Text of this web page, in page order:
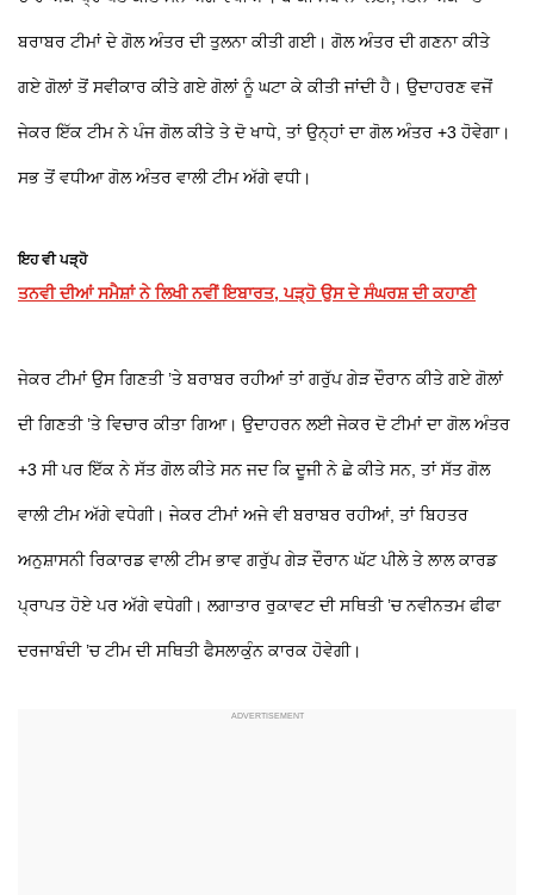
ਬਰਾਬਰ ਟੀਮਾਂ ਦੇ ਗੋਲ ਅੰਤਰ ਦੀ ਤੁਲਨਾ ਕੀਤੀ ਗਈ। ਗੋਲ ਅੰਤਰ ਦੀ ਗਣਨਾ ਕੀਤੇ
ਗਏ ਗੋਲਾਂ ਤੋਂ ਸਵੀਕਾਰ ਕੀਤੇ ਗਏ ਗੋਲਾਂ ਨੂੰ ਘਟਾ ਕੇ ਕੀਤੀ ਜਾਂਦੀ ਹੈ। ਉਦਾਹਰਣ ਵਜੋਂ
ਜੇਕਰ ਇੱਕ ਟੀਮ ਨੇ ਪੰਜ ਗੋਲ ਕੀਤੇ ਤੇ ਦੋ ਖਾਧੇ, ਤਾਂ ਉਨ੍ਹਾਂ ਦਾ ਗੋਲ ਅੰਤਰ +3 ਹੋਵੇਗਾ।
ਸਭ ਤੋਂ ਵਧੀਆ ਗੋਲ ਅੰਤਰ ਵਾਲੀ ਟੀਮ ਅੱਗੇ ਵਧੀ।
ਇਹ ਵੀ ਪੜ੍ਹੋ
ਤਨਵੀ ਦੀਆਂ ਸਮੈਸ਼ਾਂ ਨੇ ਲਿਖੀ ਨਵੀਂ ਇਬਾਰਤ, ਪੜ੍ਹੋ ਉਸ ਦੇ ਸੰਘਰਸ਼ ਦੀ ਕਹਾਣੀ
ਜੇਕਰ ਟੀਮਾਂ ਉਸ ਗਿਣਤੀ ’ਤੇ ਬਰਾਬਰ ਰਹੀਆਂ ਤਾਂ ਗਰੁੱਪ ਗੇੜ ਦੌਰਾਨ ਕੀਤੇ ਗਏ ਗੋਲਾਂ
ਦੀ ਗਿਣਤੀ ’ਤੇ ਵਿਚਾਰ ਕੀਤਾ ਗਿਆ। ਉਦਾਹਰਨ ਲਈ ਜੇਕਰ ਦੋ ਟੀਮਾਂ ਦਾ ਗੋਲ ਅੰਤਰ
+3 ਸੀ ਪਰ ਇੱਕ ਨੇ ਸੱਤ ਗੋਲ ਕੀਤੇ ਸਨ ਜਦ ਕਿ ਦੂਜੀ ਨੇ ਛੇ ਕੀਤੇ ਸਨ, ਤਾਂ ਸੱਤ ਗੋਲ
ਵਾਲੀ ਟੀਮ ਅੱਗੇ ਵਧੇਗੀ। ਜੇਕਰ ਟੀਮਾਂ ਅਜੇ ਵੀ ਬਰਾਬਰ ਰਹੀਆਂ, ਤਾਂ ਬਿਹਤਰ
ਅਨੁਸ਼ਾਸਨੀ ਰਿਕਾਰਡ ਵਾਲੀ ਟੀਮ ਭਾਵ ਗਰੁੱਪ ਗੇੜ ਦੌਰਾਨ ਘੱਟ ਪੀਲੇ ਤੇ ਲਾਲ ਕਾਰਡ
ਪ੍ਰਾਪਤ ਹੋਏ ਪਰ ਅੱਗੇ ਵਧੇਗੀ। ਲਗਾਤਾਰ ਰੁਕਾਵਟ ਦੀ ਸਥਿਤੀ ’ਚ ਨਵੀਨਤਮ ਫੀਫਾ
ਦਰਜਾਬੰਦੀ ’ਚ ਟੀਮ ਦੀ ਸਥਿਤੀ ਫੈਸਲਾਕੁੰਨ ਕਾਰਕ ਹੋਵੇਗੀ।